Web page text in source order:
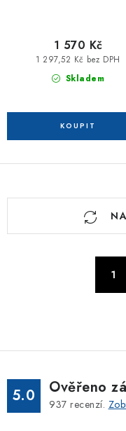
Skladem
1 297,52 Kč bez DPH
1 570 Kč
O
p
v
k
k
v
á
n
1
5.0 Ověřeno
937 recenzí.